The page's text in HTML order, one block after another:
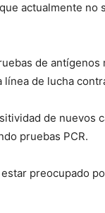
actualmente no
de
de lucha
de nuevos
pruebas PCR.
preocupado